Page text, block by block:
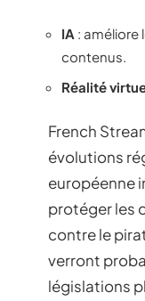
IA :
contenus.
Réalité
French
évolutions
européenne
protéger les
contre le
verront
législations